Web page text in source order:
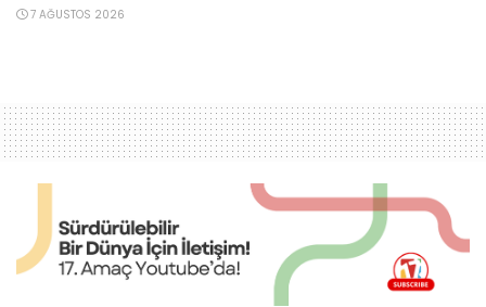
7 AĞUSTOS 2026